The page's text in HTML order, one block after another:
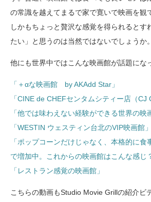
の常識を越えてまるで家で寛いで映画を観
しかもちょっと贅沢な感覚を得られるとす
たい」と思うのは当然ではないでしょうか。
他にも世界中ではこんな映画館が話題にな
「＋αな映画館 by AKAdd Star」
「CINE de CHEFセンタムシティー店（CJ
「他では味わえない経験ができる世界の映
「WESTIN ウェスティン台北のVIP映画館」
「ポップコーンだけじゃなく、本格的に食
で増加中。これからの映画館はこんな感じ
「レストラン感覚の映画館」
こちらの動画もStudio Movie Grillの紹介ビ